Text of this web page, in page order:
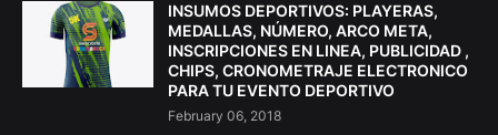
INSUMOS DEPORTIVOS: PLAYERAS,
MEDALLAS, NÚMERO, ARCO META,
INSCRIPCIONES EN LINEA, PUBLICIDAD ,
CHIPS, CRONOMETRAJE ELECTRONICO
PARA TU EVENTO DEPORTIVO
February 06, 2018